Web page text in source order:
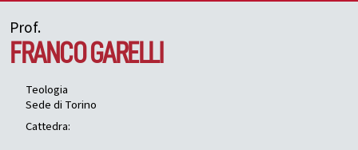
Prof.
FRANCOGARELLI
Teologia
Sede di Torino
Cattedra: